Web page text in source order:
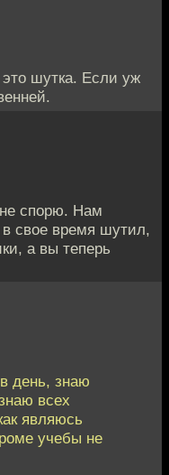
шутка. Если уж
спорю. Нам
свое время шутил,
а вы теперь
день, знаю
всех
являюсь
учебы не